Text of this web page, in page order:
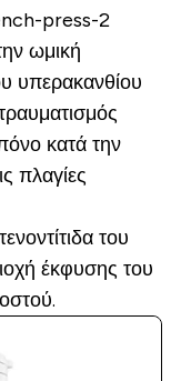
ωμική
υπερακανθίου
κατά την
πλαγίες
του
έκφυσης του